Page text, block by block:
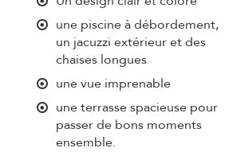
une piscine à débordement,
un jacuzzi extérieur et des
chaises longues
une vue imprenable
une terrasse spacieuse pour
passer de bons moments
ensemble.